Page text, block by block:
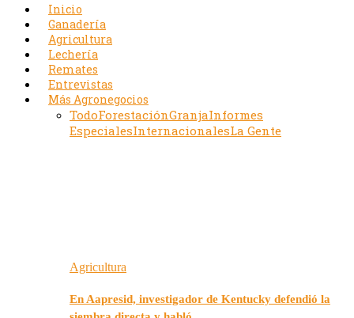
Inicio
Ganadería
Agricultura
Lechería
Remates
Entrevistas
Más Agronegocios
TodoForestaciónGranjaInformes
EspecialesInternacionalesLa Gente
Agricultura
En Aapresid, investigador de Kentucky defendió la